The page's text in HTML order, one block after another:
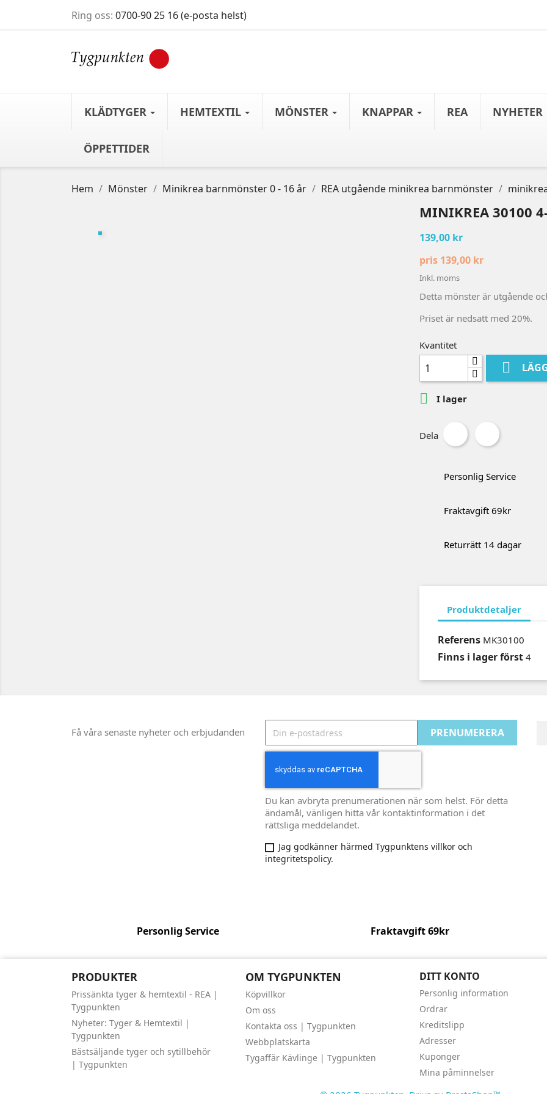
Ring oss: 0700-90 25 16 (e-posta helst)
KLÄDTYGER HEMTEXTIL MÖNSTER KNAPPAR REA NYHETER
ÖPPETTIDER
Hem Mönster Minikrea barnmönster 0 - 16 år REA utgående minikrea barnmönster
MINIKREA 30100
139,00 kr
pris 139,00 kr
Inkl. moms
Detta mönster är utgående
Priset är nedsatt med 20%.
Kvantitet

 I lager
Dela
Personlig Service
Fraktavgift 69kr
Returrätt 14 dagar
Produktdetaljer
Referens MK30100
Finns i lager först 4
Få våra senaste nyheter och erbjudanden
Du kan avbryta prenumerationen när som helst. För detta
ändamål, vänligen hitta vår kontaktinformation i det
rättsliga meddelandet.
Jag godkänner härmed Tygpunktens villkor och
integritetspolicy.
Personlig Service Fraktavgift 69kr
PRODUKTER
Prissänkta tyger & hemtextil - REA |
Tygpunkten
Nyheter: Tyger & Hemtextil |
Tygpunkten
Bästsäljande tyger och sytillbehör
| Tygpunkten
OM TYGPUNKTEN
Köpvillkor
Om oss
Kontakta oss | Tygpunkten
Webbplatskarta
Tygaffär Kävlinge | Tygpunkten
DITT KONTO
Personlig information
Ordrar
Kreditslipp
Adresser
Kuponger
Mina påminnelser